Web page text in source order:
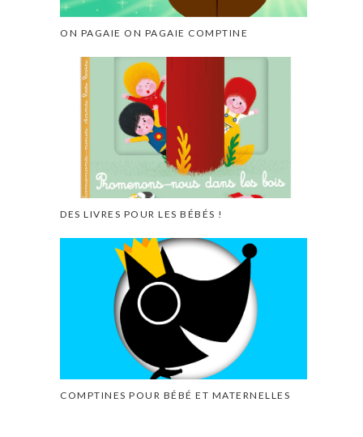
ON PAGAIE ON PAGAIE COMPTINE
DES LIVRES POUR LES BÉBÉS !
COMPTINES POUR BÉBÉ ET MATERNELLES